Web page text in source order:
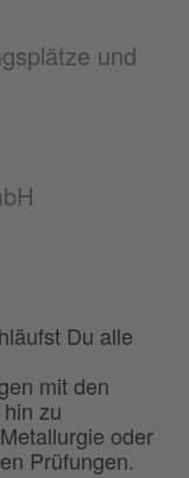
und
Du alle
mit den
zu
oder
Prüfungen.